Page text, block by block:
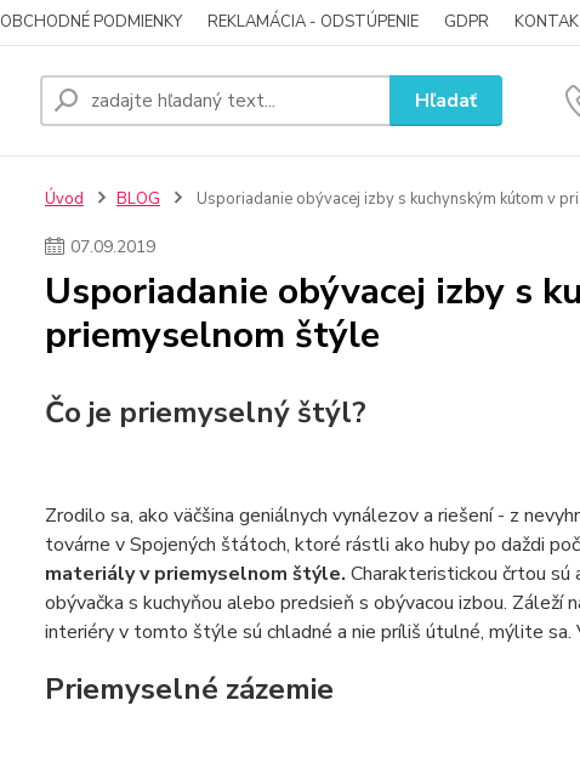
OBCHODNÉ PODMIENKY REKLAMÁCIA - ODSTÚPENIE GDPR
Hľadať
Úvod BLOG Usporiadanie obývacej izby s kuchynským kútom v
07.09.2019
Usporiadanie obývacej izby s
priemyselnom štýle
Čo je priemyselný štýl?
Zrodilo sa, ako väčšina geniálnych vynálezov a riešení - z
továrne v Spojených štátoch, ktoré rástli ako huby po daždi
materiály v priemyselnom štýle. Charakteristickou črtou
obývačka s kuchyňou alebo predsieň s obývacou izbou.
interiéry v tomto štýle sú chladné a nie príliš útulné, mýlite sa.
Priemyselné zázemie